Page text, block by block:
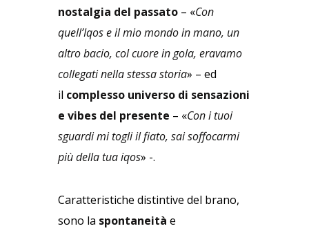
nostalgia del passato – «Con
quell’Iqos e il mio mondo in mano, un
altro bacio, col cuore in gola, eravamo
collegati nella stessa storia» – ed
il complesso universo di sensazioni
e vibes del presente – «Con i tuoi
sguardi mi togli il fiato, sai soffocarmi
più della tua iqos» -.
Caratteristiche distintive del brano,
sono la spontaneità e